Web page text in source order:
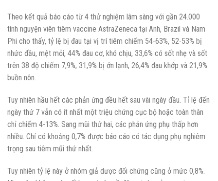
Theo kết quả báo cáo từ 4 thử nghiệm lâm sàng với gần 24.000
tình nguyện viên tiêm vaccine AstraZeneca tại Anh, Brazil và Nam
Phi cho thấy, tỷ lệ bị đau tại vị trí tiêm chiếm 54-63%, 52-53% bị
nhức đầu, mệt mỏi, 44% đau cơ, khó chịu, 33,6% có sốt nhẹ và sốt
trên 38 độ chiếm 7,9%, 31,9% bị ớn lạnh, 26,4% đau khớp và 21,9%
buồn nôn.
Tuy nhiên hầu hết các phản ứng đều hết sau vài ngày đầu. Tỉ lệ đến
ngày thứ 7 vẫn có ít nhất một triệu chứng cục bộ hoặc toàn thân
chỉ chiếm 4-13%. Sang mũi thứ hai, các phản ứng phụ thấp hơn
nhiều. Chỉ có khoảng 0,7% được báo cáo có tác dụng phụ nghiêm
trọng sau tiêm mũi thứ nhất.
Tuy nhiên tỷ lệ này ở nhóm giả dược đối chứng cũng ở mức 0,8%.